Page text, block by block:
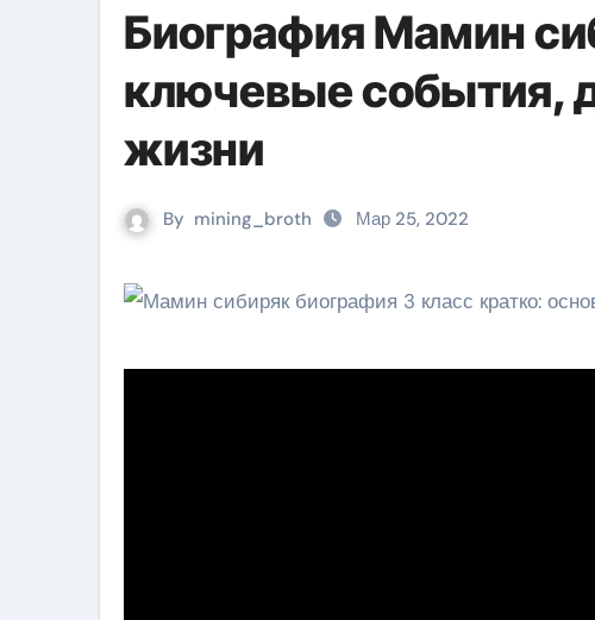
Биография Мамин
ключевые события,
жизни
By mining_broth Мар 25, 2022